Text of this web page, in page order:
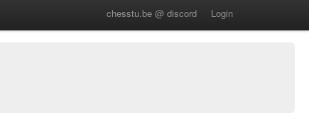
chesstu.be @ discord Login